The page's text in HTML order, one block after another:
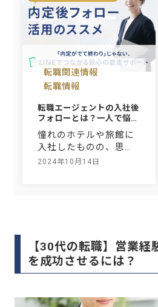
転職関連情報
転職情報
転職エージェントの入社後
フォローとは？一人で悩ま
ず相談できるおもてなしH
R
憧れのホテルや旅館に
入社したものの、思い
描いていた環境とのギ
く動くべきサインなの
か。自分だけでは判断
がつかず、モヤモヤを
2024年10月14日
【30代の転職】営業経
を成功させるには？